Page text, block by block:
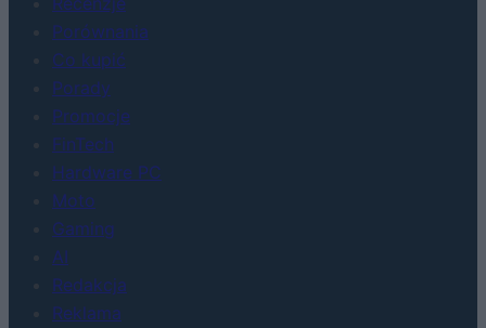
Porównania
Co kupić
Porady
Promocje
FinTech
Hardware PC
Moto
Gaming
AI
Redakcja
Reklama